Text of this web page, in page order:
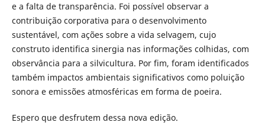
e a falta de transparência. Foi possível observar a
contribuição corporativa para o desenvolvimento
sustentável, com ações sobre a vida selvagem, cujo
construto identifica sinergia nas informações colhidas, com
observância para a silvicultura. Por fim, foram identificados
também impactos ambientais significativos como poluição
sonora e emissões atmosféricas em forma de poeira.
Espero que desfrutem dessa nova edição.